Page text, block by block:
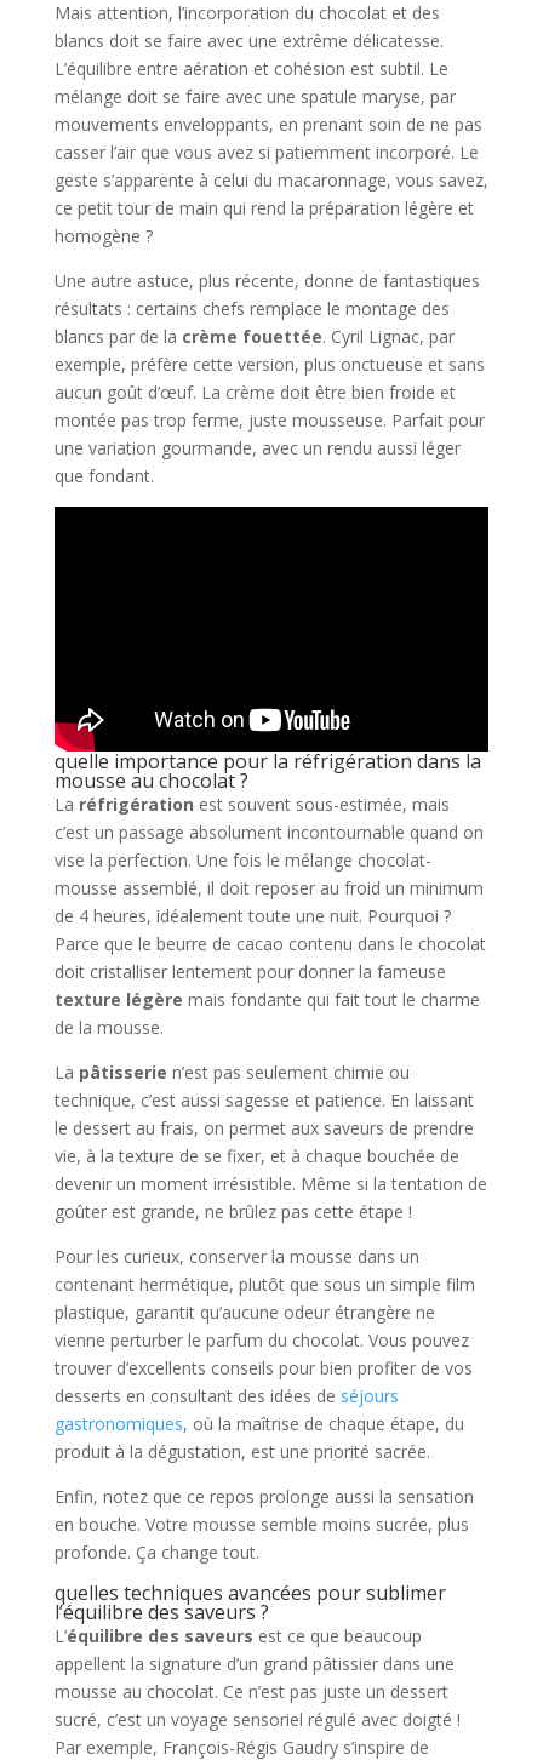
Mais attention, l’incorporation du chocolat et des
blancs doit se faire avec une extrême délicatesse.
L’équilibre entre aération et cohésion est subtil. Le
mélange doit se faire avec une spatule maryse, par
mouvements enveloppants, en prenant soin de ne pas
casser l’air que vous avez si patiemment incorporé. Le
geste s’apparente à celui du macaronnage, vous savez,
ce petit tour de main qui rend la préparation légère et
homogène ?
Une autre astuce, plus récente, donne de fantastiques
résultats : certains chefs remplace le montage des
blancs par de la crème fouettée. Cyril Lignac, par
exemple, préfère cette version, plus onctueuse et sans
aucun goût d’œuf. La crème doit être bien froide et
montée pas trop ferme, juste mousseuse. Parfait pour
une variation gourmande, avec un rendu aussi léger
que fondant.
quelle importance pour la réfrigération dans la
mousse au chocolat ?
La réfrigération est souvent sous-estimée, mais
c’est un passage absolument incontournable quand on
vise la perfection. Une fois le mélange chocolat-
mousse assemblé, il doit reposer au froid un minimum
de 4 heures, idéalement toute une nuit. Pourquoi ?
Parce que le beurre de cacao contenu dans le chocolat
doit cristalliser lentement pour donner la fameuse
texture légère mais fondante qui fait tout le charme
de la mousse.
La pâtisserie n’est pas seulement chimie ou
technique, c’est aussi sagesse et patience. En laissant
le dessert au frais, on permet aux saveurs de prendre
vie, à la texture de se fixer, et à chaque bouchée de
devenir un moment irrésistible. Même si la tentation de
goûter est grande, ne brûlez pas cette étape !
Pour les curieux, conserver la mousse dans un
contenant hermétique, plutôt que sous un simple film
plastique, garantit qu’aucune odeur étrangère ne
vienne perturber le parfum du chocolat. Vous pouvez
trouver d’excellents conseils pour bien profiter de vos
desserts en consultant des idées de séjours
gastronomiques, où la maîtrise de chaque étape, du
produit à la dégustation, est une priorité sacrée.
Enfin, notez que ce repos prolonge aussi la sensation
en bouche. Votre mousse semble moins sucrée, plus
profonde. Ça change tout.
quelles techniques avancées pour sublimer
l’équilibre des saveurs ?
L’équilibre des saveurs est ce que beaucoup
appellent la signature d’un grand pâtissier dans une
mousse au chocolat. Ce n’est pas juste un dessert
sucré, c’est un voyage sensoriel régulé avec doigté !
Par exemple, François-Régis Gaudry s’inspire de